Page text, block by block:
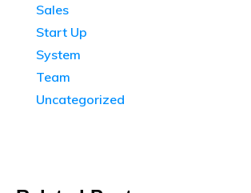
Sales
Start Up
System
Team
Uncategorized